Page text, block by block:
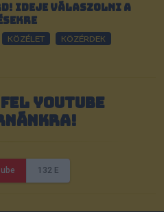
Ideje válaszolni a
KÖZÉLET KÖZÉRDEK
YOUTUBE
132 E